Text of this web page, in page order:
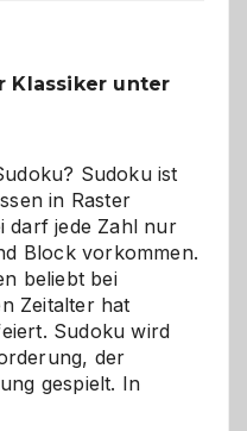
Klassiker unter
Sudoku ist
in Raster
darf jede Zahl nur
Block vorkommen.
beliebt bei
Zeitalter hat
Sudoku wird
der
gespielt. In